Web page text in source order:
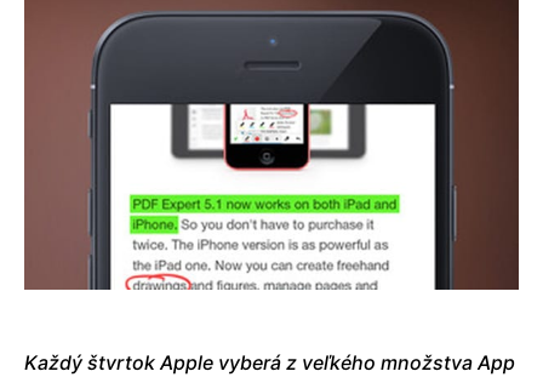
Každý štvrtok Apple vyberá z veľkého množstva App